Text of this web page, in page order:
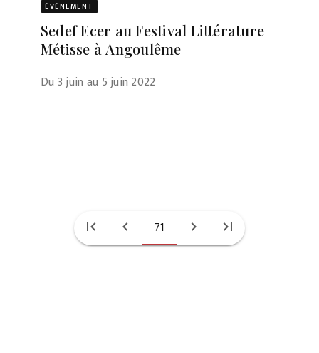
ÉVÈNEMENT
Sedef Ecer au Festival Littérature
Métisse à Angoulême
Du 3 juin au 5 juin 2022
first_page chevron_left 71 chevron_right last_page